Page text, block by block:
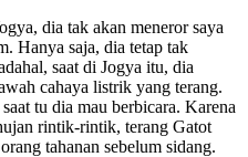
dia tak akan meneror saya
Hanya saja, dia tetap tak
saat di Jogya itu, dia
cahaya listrik yang terang.
tu dia mau berbicara. Karena
rintik-rintik, terang Gatot
tahanan sebelum sidang.